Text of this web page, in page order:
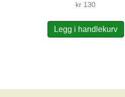
kr 130
Legg i handlekurv